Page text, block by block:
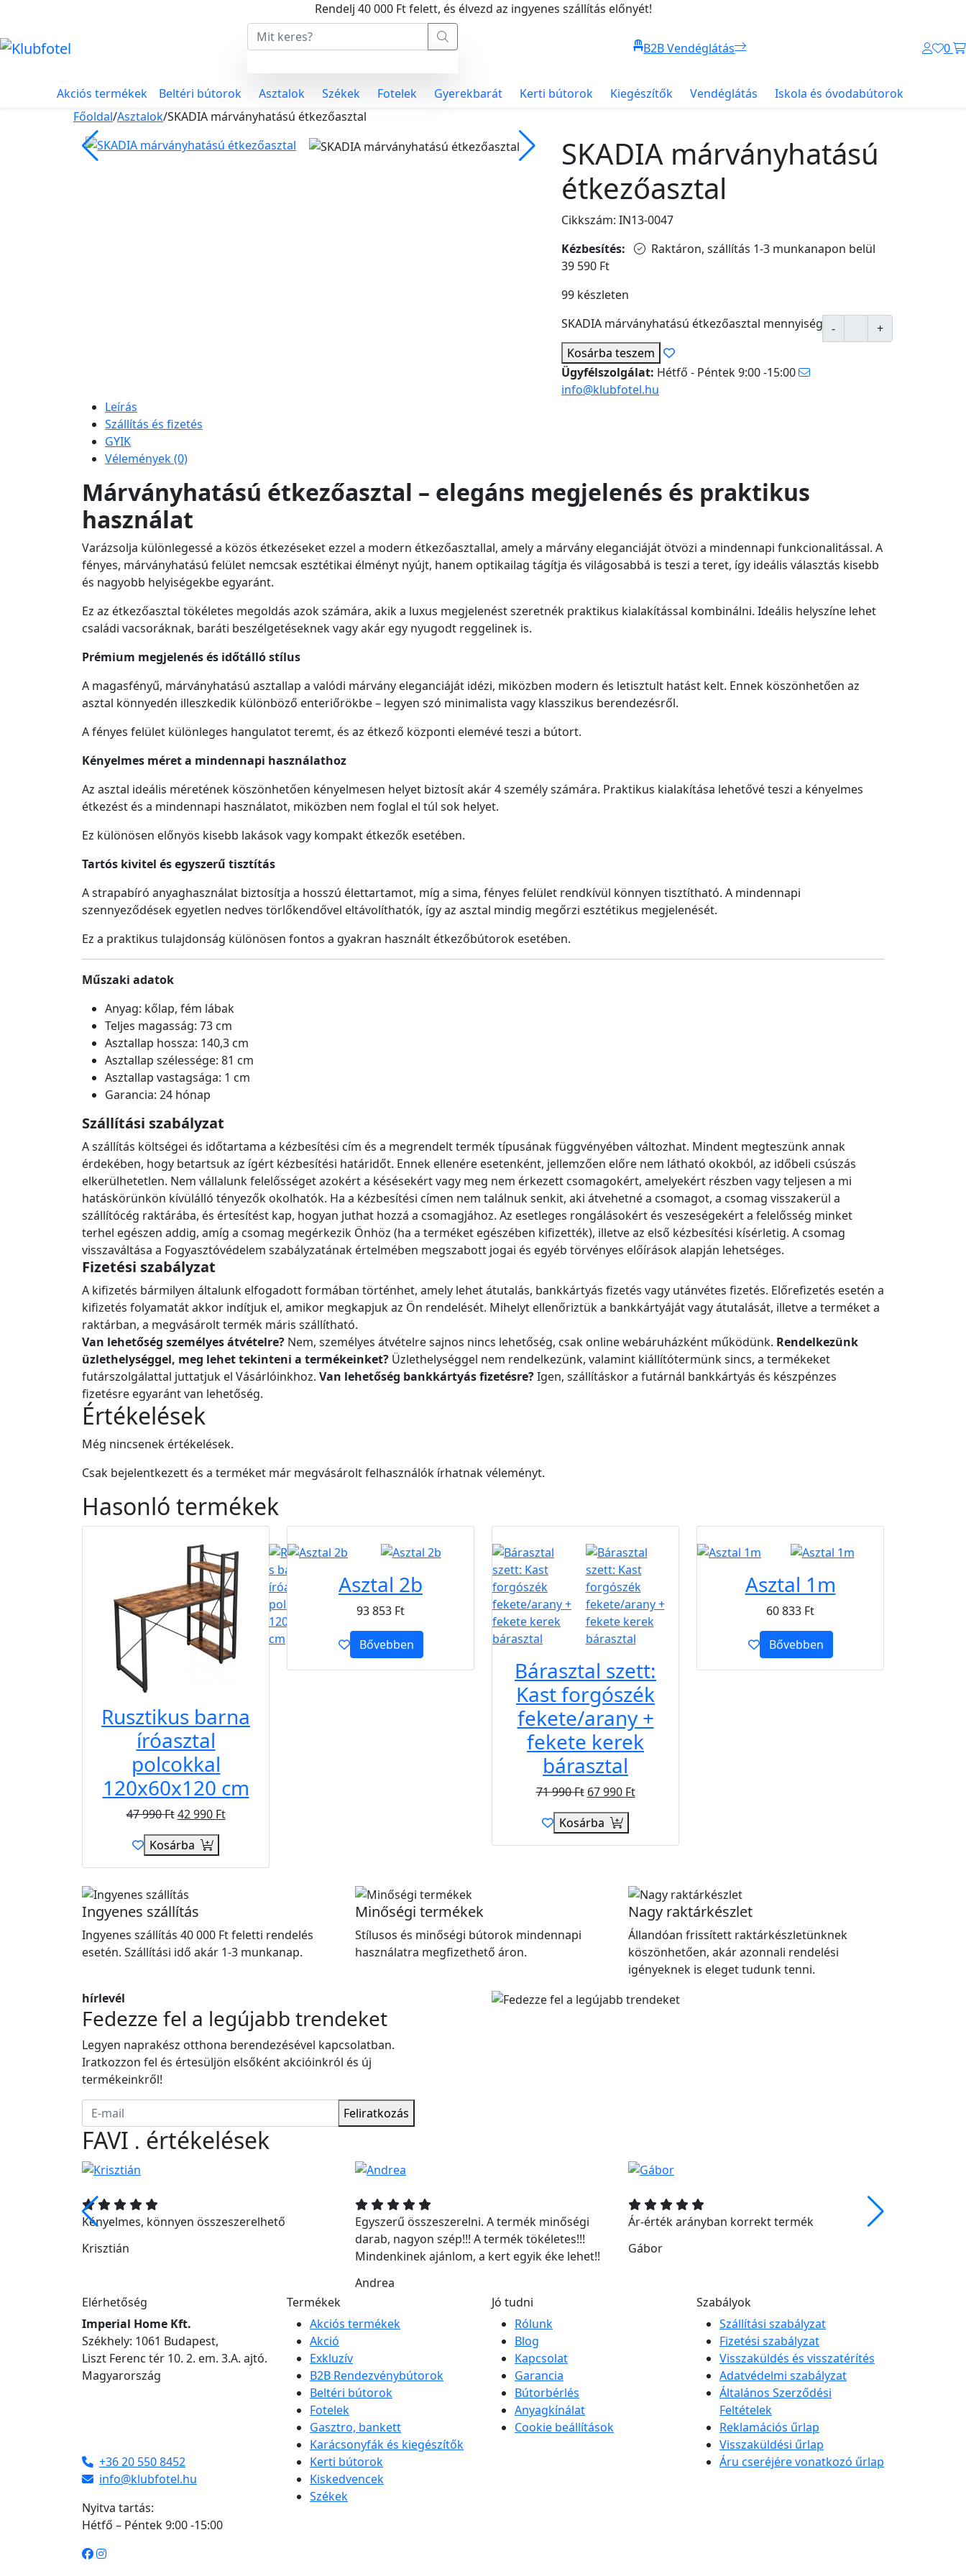
Rendelj 40 000 Ft felett, és élvezd az ingyenes szállítás előnyét!
B2B Vendéglátás 0
Akciós termékek Beltéri bútorok Asztalok Székek Fotelek Gyerekbarát Kerti bútorok Kiegészítők Vendéglátás
Iskola és óvodabútorok
Főoldal/Asztalok/SKADIA márványhatású étkezőasztal
SKADIA márványhatású
étkezőasztal
Cikkszám: IN13-0047
Kézbesítés:
Raktáron, szállítás 1-3 munkanapon belül
39 590 Ft
99 készleten
SKADIA márványhatású étkezőasztal mennyiség
Kosárba teszem
Ügyfélszolgálat: Hétfő - Péntek 9:00 -15:00
info@klubfotel.hu
Leírás
Szállítás és fizetés
GYIK
Vélemények (0)
Márványhatású étkezőasztal – elegáns megjelenés és praktikus
használat
Varázsolja különlegessé a közös étkezéseket ezzel a modern étkezőasztallal, amely a márvány eleganciáját ötvözi a mindennapi funkcionalitással. A
fényes, márványhatású felület nemcsak esztétikai élményt nyújt, hanem optikailag tágítja és világosabbá is teszi a teret, így ideális választás kisebb
és nagyobb helyiségekbe egyaránt.
Ez az étkezőasztal tökéletes megoldás azok számára, akik a luxus megjelenést szeretnék praktikus kialakítással kombinálni. Ideális helyszíne lehet
családi vacsoráknak, baráti beszélgetéseknek vagy akár egy nyugodt reggelinek is.
Prémium megjelenés és időtálló stílus
A magasfényű, márványhatású asztallap a valódi márvány eleganciáját idézi, miközben modern és letisztult hatást kelt. Ennek köszönhetően az
asztal könnyedén illeszkedik különböző enteriőrökbe – legyen szó minimalista vagy klasszikus berendezésről.
A fényes felület különleges hangulatot teremt, és az étkező központi elemévé teszi a bútort.
Kényelmes méret a mindennapi használathoz
Az asztal ideális méretének köszönhetően kényelmesen helyet biztosít akár 4 személy számára. Praktikus kialakítása lehetővé teszi a kényelmes
étkezést és a mindennapi használatot, miközben nem foglal el túl sok helyet.
Ez különösen előnyös kisebb lakások vagy kompakt étkezők esetében.
Tartós kivitel és egyszerű tisztítás
A strapabíró anyaghasználat biztosítja a hosszú élettartamot, míg a sima, fényes felület rendkívül könnyen tisztítható. A mindennapi
szennyeződések egyetlen nedves törlőkendővel eltávolíthatók, így az asztal mindig megőrzi esztétikus megjelenését.
Ez a praktikus tulajdonság különösen fontos a gyakran használt étkezőbútorok esetében.
Műszaki adatok
Anyag: kőlap, fém lábak
Teljes magasság: 73 cm
Asztallap hossza: 140,3 cm
Asztallap szélessége: 81 cm
Asztallap vastagsága: 1 cm
Garancia: 24 hónap
Szállítási szabályzat
A szállítás költségei és időtartama a kézbesítési cím és a megrendelt termék típusának függvényében változhat. Mindent megteszünk annak
érdekében, hogy betartsuk az ígért kézbesítési határidőt. Ennek ellenére esetenként, jellemzően előre nem látható okokból, az időbeli csúszás
elkerülhetetlen. Nem vállalunk felelősséget azokért a késésekért vagy meg nem érkezett csomagokért, amelyekért részben vagy teljesen a mi
hatáskörünkön kívülálló tényezők okolhatók. Ha a kézbesítési címen nem találnuk senkit, aki átvehetné a csomagot, a csomag visszakerül a
szállítócég raktárába, és értesítést kap, hogyan juthat hozzá a csomagjához. Az esetleges rongálásokért és veszeségekért a felelősség minket
terhel egészen addig, amíg a csomag megérkezik Önhöz (ha a terméket egészében kifizették), illetve az első kézbesítési kísérletig. A csomag
visszaváltása a Fogyasztóvédelem szabályzatának értelmében megszabott jogai és egyéb törvényes előírások alapján lehetséges.
Fizetési szabályzat
A kifizetés bármilyen általunk elfogadott formában történhet, amely lehet átutalás, bankkártyás fizetés vagy utánvétes fizetés. Előrefizetés esetén a
kifizetés folyamatát akkor indítjuk el, amikor megkapjuk az Ön rendelését. Mihelyt ellenőriztük a bankkártyáját vagy átutalását, illetve a terméket a
raktárban, a megvásárolt termék máris szállítható.
Van lehetőség személyes átvételre? Nem, személyes átvételre sajnos nincs lehetőség, csak online webáruházként működünk. Rendelkezünk
üzlethelységgel, meg lehet tekinteni a termékeinket? Üzlethelységgel nem rendelkezünk, valamint kiállítótermünk sincs, a termékeket
futárszolgálattal juttatjuk el Vásárlóinkhoz. Van lehetőség bankkártyás fizetésre?Igen, szállításkor a futárnál bankkártyás és készpénzes
fizetésre egyaránt van lehetőség.
Értékelések
Még nincsenek értékelések.
Csak bejelentkezett és a terméket már megvásárolt felhasználók írhatnak véleményt.
Hasonló termékek
Rusztikus barna
íróasztal
polcokkal
120x60x120 cm
47 990Ft 42 990 Ft
Kosárba
Asztal 2b
93 853 Ft
Bővebben
Bárasztal szett:
Kast forgószék
fekete/arany +
fekete kerek
bárasztal
71 990Ft 67 990 Ft
Kosárba
Asztal 1m
60 833 Ft
Bővebben
Ingyenes szállítás
Ingyenes szállítás 40 000 Ft feletti rendelés
esetén. Szállítási idő akár 1-3 munkanap.
Minőségi termékek
Stílusos és minőségi bútorok mindennapi
használatra megfizethető áron.
Nagy raktárkészlet
Állandóan frissített raktárkészletünknek
köszönhetően, akár azonnali rendelési
igényeknek is eleget tudunk tenni.
hírlevél
Fedezze fel a legújabb trendeket
Legyen naprakész otthona berendezésével kapcsolatban.
Iratkozzon fel és értesüljön elsőként akcióinkról és új
termékeinkről!
Feliratkozás
FAVI . értékelések
Kényelmes, könnyen összeszerelhető
Krisztián
Egyszerű összeszerelni. A termék minőségi
darab, nagyon szép!!! A termék tökéletes!!!
Mindenkinek ajánlom, a kert egyik éke lehet!!
Andrea
Ár-érték arányban korrekt termék
Gábor
Elérhetőség
Imperial Home Kft.
Székhely: 1061 Budapest,
Liszt Ferenc tér 10. 2. em. 3.A. ajtó.
Magyarország
+36 20 550 8452
info@klubfotel.hu
Nyitva tartás:
Hétfő – Péntek 9:00 -15:00
Termékek
Akciós termékek
Akció
Exkluzív
B2B Rendezvénybútorok
Beltéri bútorok
Fotelek
Gasztro, bankett
Karácsonyfák és kiegészítők
Kerti bútorok
Kiskedvencek
Székek
Jó tudni
Rólunk
Blog
Kapcsolat
Garancia
Bútorbérlés
Anyagkínálat
Cookie beállítások
Szabályok
Szállítási szabályzat
Fizetési szabályzat
Visszaküldés és visszatérítés
Adatvédelmi szabályzat
Általános Szerződési
Feltételek
Reklamációs űrlap
Visszaküldési űrlap
Áru cseréjére vonatkozó űrlap